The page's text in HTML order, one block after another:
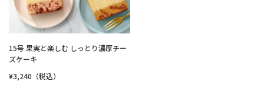
15号 果実と楽しむ しっとり濃厚チー
ズケーキ
¥3,240（税込）